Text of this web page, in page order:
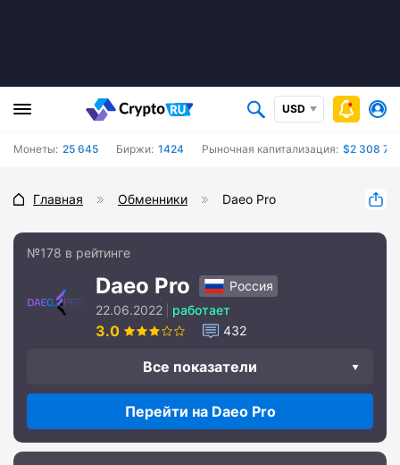
USD
Монеты: 25 645 Биржи: 1424 Рыночная капитализация: $2 308
Главная Обменники Daeo Pro
№178 в рейтинге
Daeo Pro
Россия
22.06.2022
работает
3.0 432
Все показатели
Перейти на Daeo Pro